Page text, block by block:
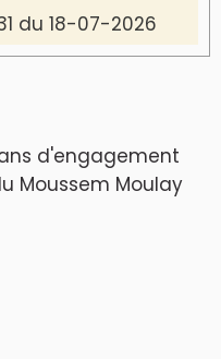
du 18-07-2026
d'engagement
Moussem Moulay